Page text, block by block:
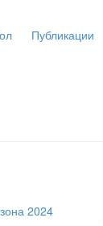
Публикации
2024